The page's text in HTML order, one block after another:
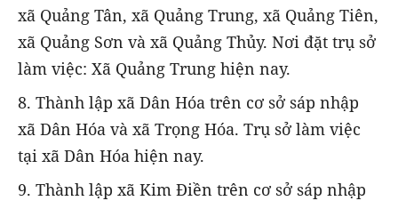
xã Quảng Tân, xã Quảng Trung, xã Quảng Tiên,
xã Quảng Sơn và xã Quảng Thủy. Nơi đặt trụ sở
làm việc: Xã Quảng Trung hiện nay.
8. Thành lập xã Dân Hóa trên cơ sở sáp nhập
xã Dân Hóa và xã Trọng Hóa. Trụ sở làm việc
tại xã Dân Hóa hiện nay.
9. Thành lập xã Kim Điền trên cơ sở sáp nhập